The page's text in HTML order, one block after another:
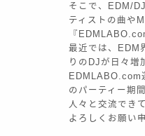
そこで、EDM/
ティストの曲や
『
最近では、EDM
りのDJが日々増
EDMLABO.com
のパーティー期
人々と交流でき
よろしくお願い